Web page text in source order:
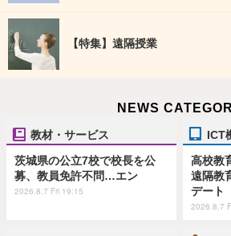
【特集】遠隔授業
NEWS
教材・サービス
茨城県の公立7校で校長を公
募、教員免許不問…エン
2026.8.7 Fri 19:15
ICT
高校教
遠隔教
デート
2026.8.7